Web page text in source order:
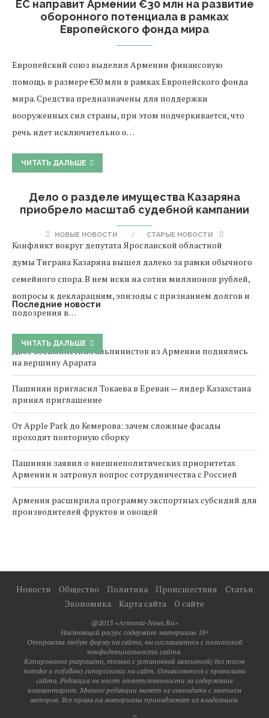
ЕС направит Армении €30 млн на развитие
оборонного потенциала в рамках
Европейского фонда мира
Европейский союз выделил Армении финансовую
помощь в размере €30 млн в рамках Европейского фонда
мира. Средства предназначены для поддержки
вооруженных сил страны, при этом подчеркивается, что
речь идет исключительно о…
ЧИТАТЬ ДАЛЬШЕ
Дело о разделе имущества Казаряна
приобрело масштаб судебной кампании
Конфликт вокруг депутата Ярославской областной
думы Тиграна Казаряна вышел далеко за рамки обычного
семейного спора. В нем иски на сотни миллионов рублей,
вопросы к декларациям, эпизоды с признанием долгов и
подозрения в…
ЧИТАТЬ ДАЛЬШЕ
НОВЫЕ НОВОСТИ СТАРЫЕ НОВОСТИ
Последние новости
Двое восьмилетних альпинистов из Армении поднялись
на вершину Арарата
Пашинян пригласил Токаева в Ереван — лидер Казахстана
принял приглашение
От Apple Park до Кемерова: зачем сложные фасады
проходят повторную сборку
Пашинян заявил о внешнеполитических приоритетах
Армении и затронул вопрос сотрудничества с Россией
Армения расширила программу экспортных субсидий для
производителей фруктов и овощей
Новости Общество Политика Происшествия
Статьи
Экономика
Карта сайта О сайте
@2013 «Armenia-News.Ru»
Настоящий ресурс содержит материалы 18+
Отправляя любую форму на сайте, вы соглашаетесь с политикой
конфиденциальности сайта.
Копирование разрешено, только с установкой активной( без тегов
noindex и nofollow) гиперссылки на сайт. Ознакомьтесь с правилами
сайта. Редакция не несет ответственности за содержание
комментариев. Мнение редакции может не совпадать с мнением
авторов. Все права на материалы принадлежат их владельцам.